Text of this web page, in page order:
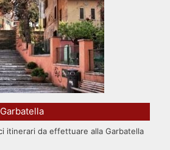
itinerari da effettuare alla Garbatella